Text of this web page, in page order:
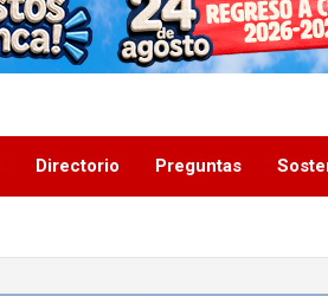
Directorio Preguntas